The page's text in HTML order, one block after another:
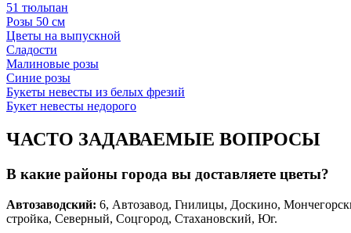
51 тюльпан
Розы 50 см
Цветы на выпускной
Сладости
Малиновые розы
Синие розы
Букеты невесты из белых фрезий
Букет невесты недорого
ЧАСТО ЗАДАВАЕМЫЕ ВОПРОСЫ
В какие районы города вы доставляете цветы?
Автозаводский: 6, Автозавод, Гнилицы, Доскино,
стройка, Северный, Соцгород, Стахановский, Юг.